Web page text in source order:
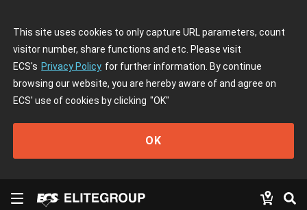
This site uses cookies to only capture URL parameters, count
visitor number, share functions and etc. Please visit
ECS's Privacy Policy for further information. By continue
browsing our website, you are hereby aware of and agree on
ECS' use of cookies by clicking "OK"
OK